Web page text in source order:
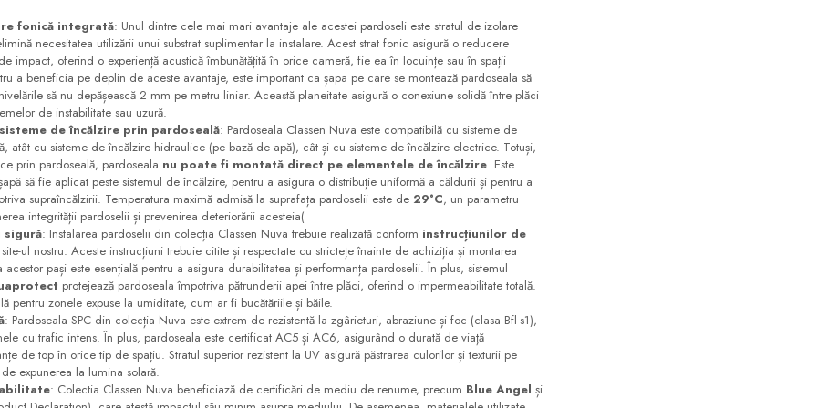
fonică integrată: Unul dintre cele mai mari avantaje ale acestei pardoseli este stratul de izolare
necesitatea utilizării unui substrat suplimentar la instalare. Acest strat fonic asigură o reducere
impact, oferind o experiență acustică îmbunătățită în orice cameră, fie ea în locuințe sau în spații
a beneficia pe deplin de aceste avantaje, este important ca șapa pe care se montează pardoseala să
să nu depășească 2 mm pe metru liniar. Această planeitate asigură o conexiune solidă între plăci
de instabilitate sau uzură​.
de încălzire prin pardoseală: Pardoseala Classen Nuva este compatibilă cu sisteme de
atât cu sisteme de încălzire hidraulice (pe bază de apă), cât și cu sisteme de încălzire electrice. Totuși,
prin pardoseală, pardoseala nu poate fi montată direct pe elementele de încălzire. Este
să fie aplicat peste sistemul de încălzire, pentru a asigura o distribuție uniformă a căldurii și pentru a
supraîncălzirii. Temperatura maximă admisă la suprafața pardoselii este de 29°C, un parametru
integrității pardoselii și prevenirea deteriorării acesteia​(
sigură: Instalarea pardoselii din colecția Classen Nuva trebuie realizată conform instrucțiunilor de
ul nostru. Aceste instrucțiuni trebuie citite și respectate cu strictețe înainte de achiziția și montarea
acestor pași este esențială pentru a asigura durabilitatea și performanța pardoselii. În plus, sistemul
protejează pardoseala împotriva pătrunderii apei între plăci, oferind o impermeabilitate totală.
pentru zonele expuse la umiditate, cum ar fi bucătăriile și băile​.
: Pardoseala SPC din colecția Nuva este extrem de rezistentă la zgârieturi, abraziune și foc (clasa Bfl-s1),
cu trafic intens. În plus, pardoseala este certificat AC5 și AC6, asigurând o durată de viață
de top în orice tip de spațiu. Stratul superior rezistent la UV asigură păstrarea culorilor și texturii pe
expunerea la lumina solară​.
: Colectia Classen Nuva beneficiază de certificări de mediu de renume, precum Blue Angel și